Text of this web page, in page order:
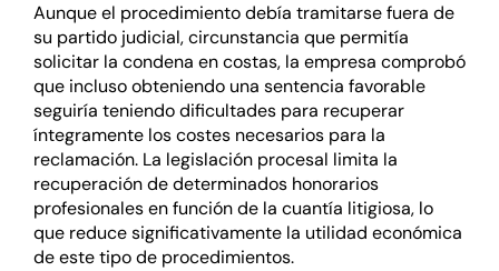
Aunque el procedimiento debía tramitarse fuera de
su partido judicial, circunstancia que permitía
solicitar la condena en costas, la empresa comprobó
que incluso obteniendo una sentencia favorable
seguiría teniendo dificultades para recuperar
íntegramente los costes necesarios para la
reclamación. La legislación procesal limita la
recuperación de determinados honorarios
profesionales en función de la cuantía litigiosa, lo
que reduce significativamente la utilidad económica
de este tipo de procedimientos.